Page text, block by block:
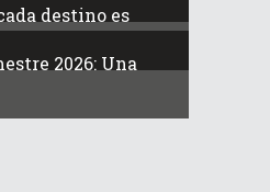
destino es
2026: Una